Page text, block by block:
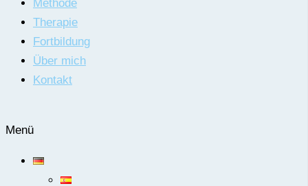
Methode
Therapie
Fortbildung
Über mich
Kontakt
Menü